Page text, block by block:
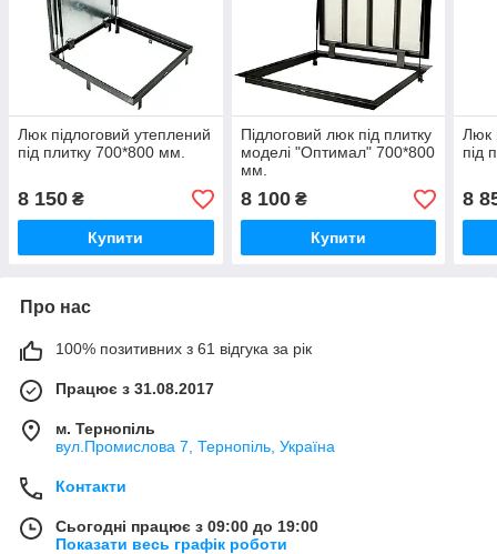
Люк підлоговий утеплений
під плитку 700*800 мм.
8 150 ₴
Купити
Підлоговий люк під плитку
моделі "Оптимал" 700*800
мм.
8 100₴
Купити
Люк
під
8
Про нас
100% позитивних з 61 відгука за рік
Працює з 31.08.2017
м. Тернопіль
вул.Промислова 7, Тернопіль, Україна
Контакти
Сьогодні працює з 09:00 до 19:00
Показати весь графік роботи